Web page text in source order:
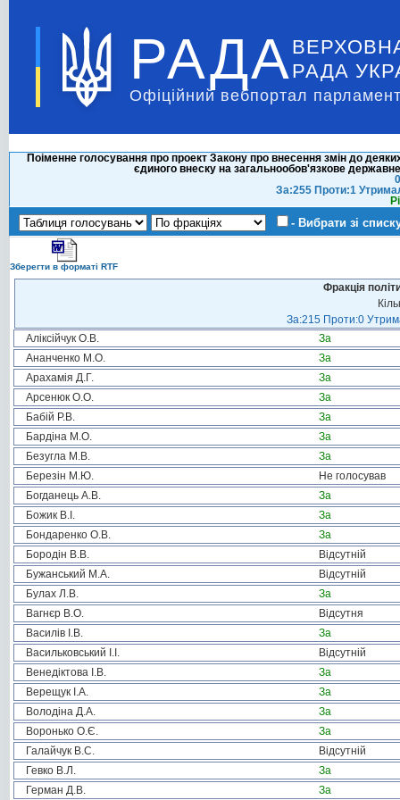
РАДА РАДА
Офіційний вебпортал
Поіменне голосування про проект Закону про внесення змін до
єдиного внеску на загальнообов'язкове
За:255 Проти:1
- Вибрати зі
Зберегти в форматі RTF
Фракція
За:215 Проти:0
Аліксійчук О.В.
За
Ананченко М.О.
За
Арахамія Д.Г.
За
Арсенюк О.О.
За
Бабій Р.В.
За
Бардіна М.О.
За
Безугла М.В.
За
Березін М.Ю.
Не голосував
Богданець А.В.
За
Божик В.І.
За
Бондаренко О.В.
За
Бородін В.В.
Відсутній
Бужанський М.А.
Відсутній
Булах Л.В.
За
Вагнєр В.О.
Відсутня
Василів І.В.
За
Васильковський І.І.
Відсутній
Венедіктова І.В.
За
Верещук І.А.
За
Володіна Д.А.
За
Воронько О.Є.
За
Галайчук В.С.
Відсутній
Гевко В.Л.
За
Герман Д.В.
За